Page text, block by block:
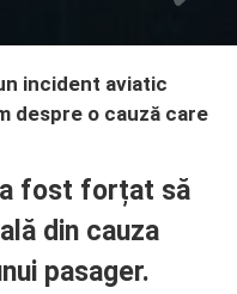
incident aviatic
despre o cauză care
fost forțat să
din cauza
pasager.